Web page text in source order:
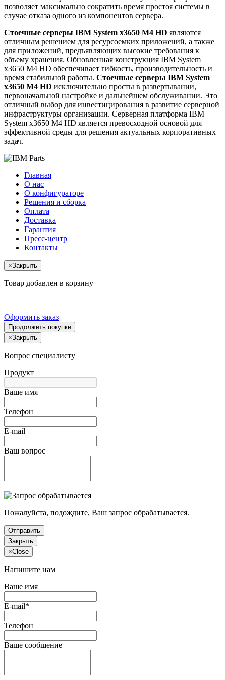
позволяет максимально сократить время простоя системы в
случае отказа одного из компонентов сервера.
Стоечные серверы IBM System x3650 M4 HD являются
отличным решением для ресурсоемких приложений, а также
для приложений, предъявляющих высокие требования к
объему хранения. Обновленная конструкция IBM System
x3650 M4 HD обеспечивает гибкость, производительность и
время стабильной работы. Стоечные серверы IBM System
x3650 M4 HD исключительно просты в развертывании,
первоначальной настройке и дальнейшем обслуживании. Это
отличный выбор для инвестицирования в развитие серверной
инфраструктуры организации. Серверная платформа IBM
System x3650 M4 HD является превосходной основой для
эффективной среды для решения актуальных корпоративных
задач.
Главная
О нас
О конфигураторе
Решения и сборка
Оплата
Доставка
Гарантия
Пресс-центр
Контакты
×Закрыть
Товар добавлен в корзину
Оформить заказ
Продолжить покупки
×Закрыть
Вопрос специалисту
Продукт
Ваше имя
Телефон
E-mail
Ваш вопрос
Пожалуйста, подождите, Ваш запрос обрабатывается.
Отправить
Закрыть
×Close
Напишите нам
Ваше имя
E-mail*
Телефон
Ваше сообщение